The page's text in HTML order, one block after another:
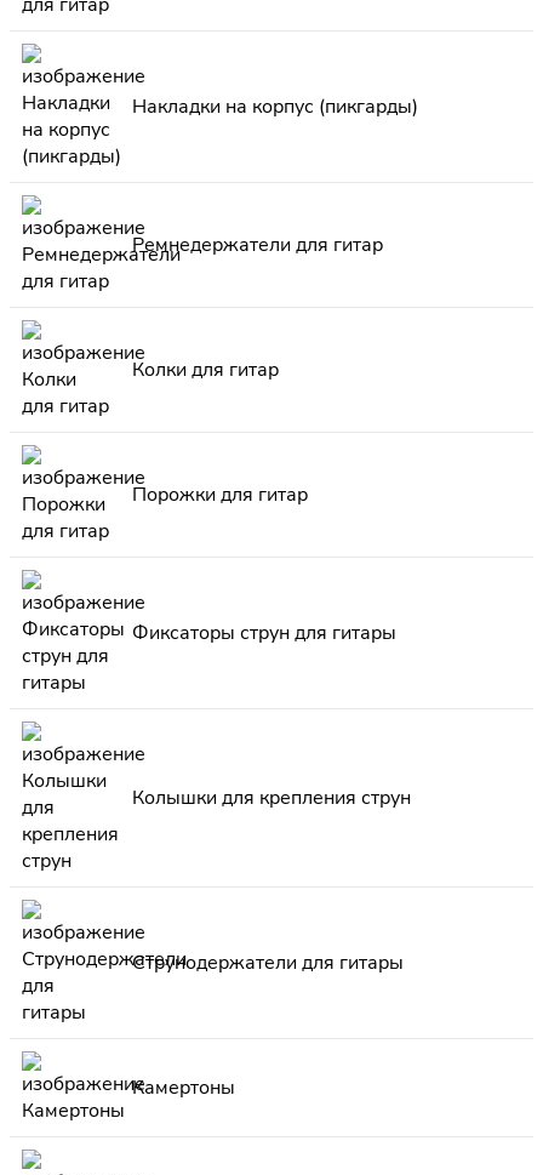
Накладки на корпус (пикгарды)
Ремнедержатели для гитар
Колки для гитар
Порожки для гитар
Фиксаторы струн для гитары
Колышки для крепления струн
Струнодержатели для гитары
Камертоны